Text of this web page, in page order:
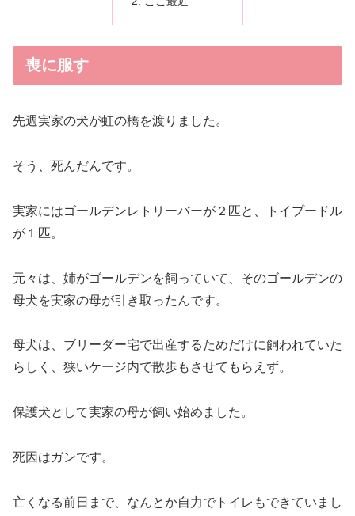
喪に服す
先週実家の犬が虹の橋を渡りました。
そう、死んだんです。
実家にはゴールデンレトリーバーが２匹と、トイプードル
が１匹。
元々は、姉がゴールデンを飼っていて、そのゴールデンの
母犬を実家の母が引き取ったんです。
母犬は、ブリーダー宅で出産するためだけに飼われていた
らしく、狭いケージ内で散歩もさせてもらえず。
保護犬として実家の母が飼い始めました。
死因はガンです。
亡くなる前日まで、なんとか自力でトイレもできていまし